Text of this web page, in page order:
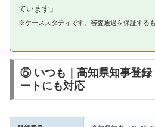
ています」
※ケーススタディです。審査通過を保証する
⑤ いつも｜高知県知事登録
ートにも対応